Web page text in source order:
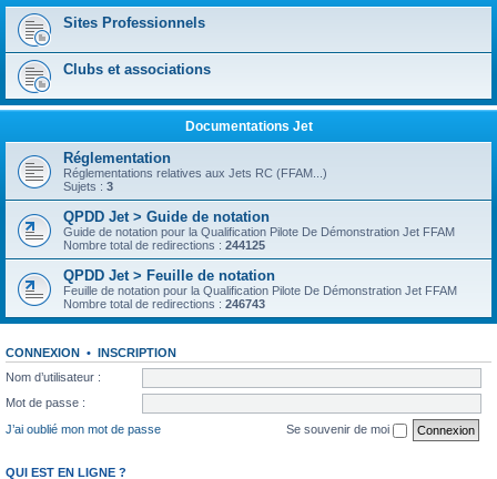
Sites Professionnels
Clubs et associations
Documentations Jet
Réglementation
Réglementations relatives aux Jets RC (FFAM...)
Sujets : 3
QPDD Jet > Guide de notation
Guide de notation pour la Qualification Pilote De Démonstration Jet FFAM
Nombre total de redirections : 244125
QPDD Jet > Feuille de notation
Feuille de notation pour la Qualification Pilote De Démonstration Jet FFAM
Nombre total de redirections : 246743
CONNEXION • INSCRIPTION
Nom d’utilisateur :
Mot de passe :
J’ai oublié mon mot de passe
Se souvenir de moi
QUI EST EN LIGNE ?